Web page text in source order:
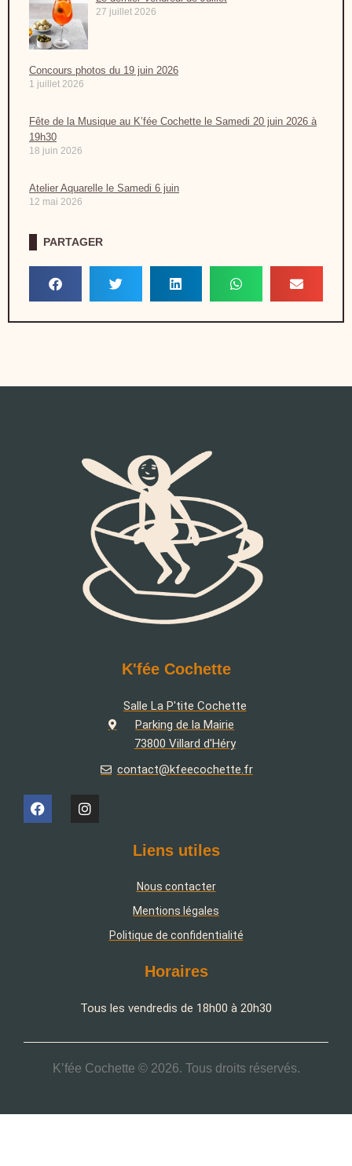
27 juillet 2026
Concours photos du 19 juin 2026
1 juillet 2026
Fête de la Musique au K’fée Cochette le Samedi 20 juin 2026 à
19h30
18 juin 2026
Atelier Aquarelle le Samedi 6 juin
12 mai 2026
PARTAGER
K'fée Cochette
Salle La P'tite Cochette
Parking de la Mairie
73800 Villard d'Héry
contact@kfeecochette.fr
Liens utiles
Nous contacter
Mentions légales
Politique de confidentialité
Horaires
Tous les vendredis de 18h00 à 20h30
K’fée Cochette © 2026. Tous droits réservés.